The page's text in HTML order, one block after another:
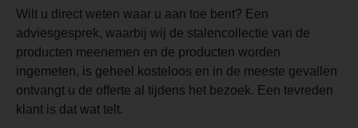
Wilt u direct weten waar u aan toe bent? Een
adviesgesprek, waarbij wij de stalencollectie van de
producten meenemen en de producten worden
ingemeten, is geheel kosteloos en in de meeste gevallen
ontvangt u de offerte al tijdens het bezoek. Een tevreden
klant is dat wat telt.